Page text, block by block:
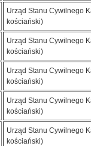
Urząd Stanu Cywilnego
kościański)
Urząd Stanu Cywilnego
kościański)
Urząd Stanu Cywilnego
kościański)
Urząd Stanu Cywilnego
kościański)
Urząd Stanu Cywilnego
kościański)